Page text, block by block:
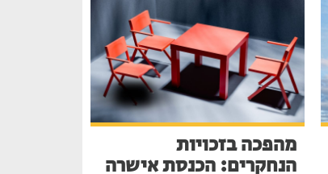
מהפכה בזכויות
הנחקרים: הכנסת אישרה